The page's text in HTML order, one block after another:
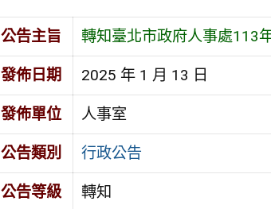
公告主旨 轉知臺北市政府人事處113
發佈日期 2025 年 1 月 13 日
發佈單位 人事室
公告類別 行政公告
公告等級 轉知